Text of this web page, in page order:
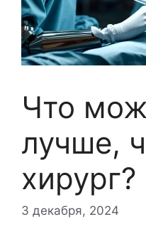
Что
лучше,
хирург?
3 декабря, 2024